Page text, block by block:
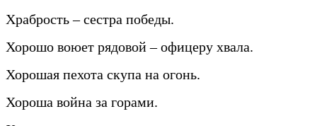
Храбрость – сестра победы.
Хорошо воюет рядовой – офицеру хвала.
Хорошая пехота скупа на огонь.
Хороша война за горами.